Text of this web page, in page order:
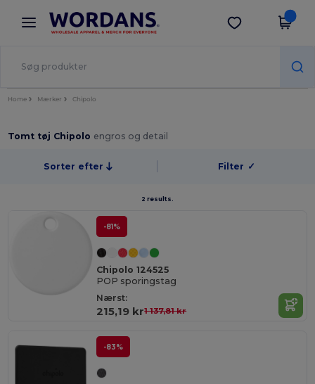
× Wordans-app
Bedre priser i appen!
Hent app
Home Mærker Chipolo
Tomt tøj Chipolo engros og detail
Sorter efter Filter ✓
2 results.
-81%
Chipolo 124525
POP sporingstag
Nærst:
215,19 kr1 137,81 kr
-83%